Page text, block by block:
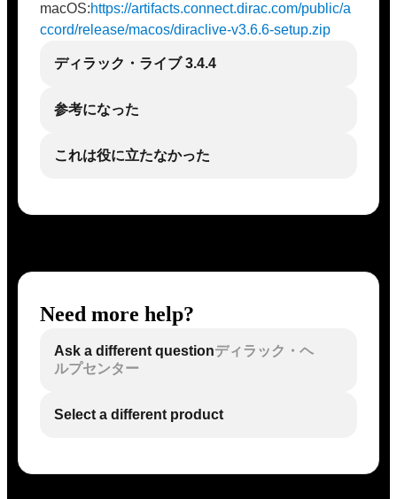
macOS:https://artifacts.connect.dirac.com/public/a
ccord/release/macos/diraclive-v3.6.6-setup.zip
ディラック・ライブ 3.4.4
参考になった
これは役に立たなかった
Need more help?
Ask a different questionディラック・ヘ
ルプセンター
Select a different product